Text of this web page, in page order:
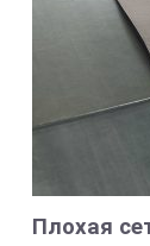
Плохая